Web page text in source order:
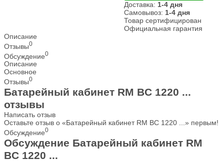
Доставка: 1-4 дня
Самовывоз: 1-4 дня
Товар сертифицирован
Официальная гарантия
Описание
Отзывы0
Обсуждение0
Описание
Основное
Отзывы0
Батарейный кабинет RM BC 1220 ...
отзывы
Написать отзыв
Оставьте отзыв о «Батарейный кабинет RM BC 1220 ...» первым!
Обсуждение0
Обсуждение Батарейный кабинет RM
BC 1220 ...